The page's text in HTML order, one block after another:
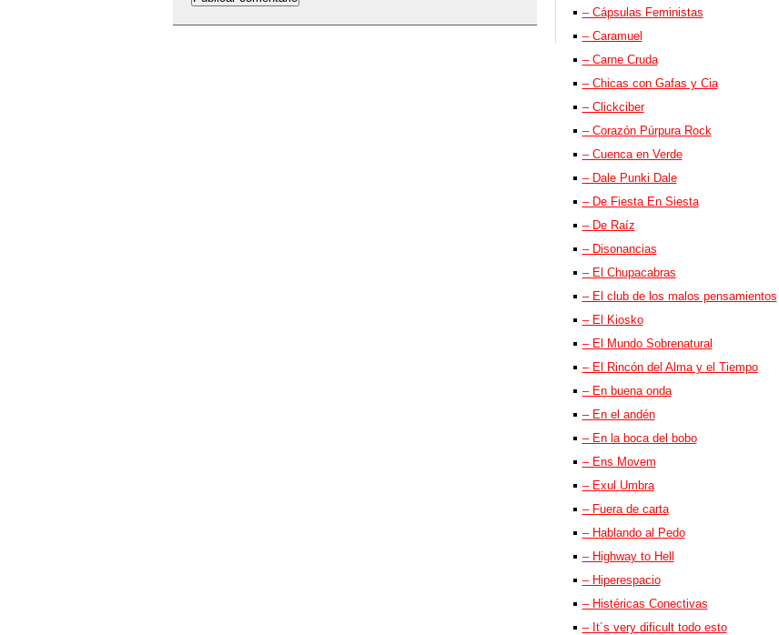
– Cápsulas Feministas
– Caramuel
– Carne Cruda
– Chicas con Gafas y Cia
– Clickciber
– Corazón Púrpura Rock
– Cuenca en Verde
– Dale Punki Dale
– De Fiesta En Siesta
– De Raíz
– Disonancias
– El Chupacabras
– El club de los malos pensamientos
– El Kiosko
– El Mundo Sobrenatural
– El Rincón del Alma y el Tiempo
– En buena onda
– En el andén
– En la boca del bobo
– Ens Movem
– Exul Umbra
– Fuera de carta
– Hablando al Pedo
– Highway to Hell
– Hiperespacio
– Histéricas Conectivas
– It´s very dificult todo esto